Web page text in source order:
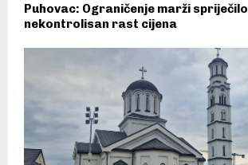
Puhovac: Ograničenje marži spriječilo
nekontrolisan rast cijena